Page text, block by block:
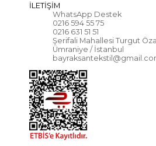
İLETİŞİM
WhatsApp Destek
0216 594 55 75
0216 631 51 51
Şerifali Mahallesi Turgut
Ümraniye / İstanbul